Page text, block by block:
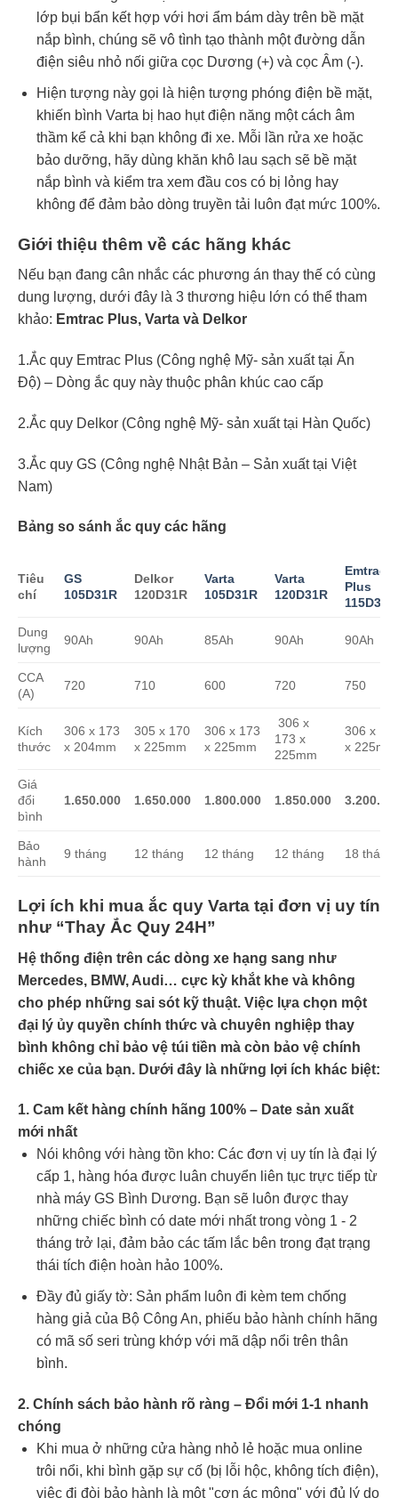
lớp bụi bẩn kết hợp với hơi ẩm bám dày trên bề mặt
nắp bình, chúng sẽ vô tình tạo thành một đường dẫn
điện siêu nhỏ nối giữa cọc Dương (+) và cọc Âm (-).
Hiện tượng này gọi là hiện tượng phóng điện bề mặt,
khiến bình Varta bị hao hụt điện năng một cách âm
thầm kể cả khi bạn không đi xe. Mỗi lần rửa xe hoặc
bảo dưỡng, hãy dùng khăn khô lau sạch sẽ bề mặt
nắp bình và kiểm tra xem đầu cos có bị lỏng hay
không để đảm bảo dòng truyền tải luôn đạt mức 100%.
Giới thiệu thêm về các hãng khác
Nếu bạn đang cân nhắc các phương án thay thế có cùng
dung lượng, dưới đây là 3 thương hiệu lớn có thể tham
khảo: Emtrac Plus, Varta và Delkor
1.Ắc quy Emtrac Plus (Công nghệ Mỹ- sản xuất tại Ấn
Độ) – Dòng ắc quy này thuộc phân khúc cao cấp
2.Ắc quy Delkor (Công nghệ Mỹ- sản xuất tại Hàn Quốc)
3.Ắc quy GS (Công nghệ Nhật Bản – Sản xuất tại Việt
Nam)
Bảng so sánh ắc quy các hãng
Tiêu
chí
GS
105D31R
Delkor
120D31R
Varta
105D31R
Varta
120D31R
Emtrac
Plus
115D31R
Dung
lượng
90Ah 90Ah 85Ah 90Ah 90Ah
CCA
(A)
720 710 600 720 750
Kích
thước
306 x 173
x 204mm
305 x 170
x 225mm
306 x 173
x 225mm
306 x
173 x
225mm
306 x
x 225mm
Giá
đổi
bình
1.650.000 1.650.000 1.800.000 1.850.000
Bảo
hành
9 tháng 12 tháng 12 tháng 12 tháng 18 tháng
Lợi ích khi mua ắc quy Varta tại đơn vị uy tín
như “Thay Ắc Quy 24H”
Hệ thống điện trên các dòng xe hạng sang như
Mercedes, BMW, Audi… cực kỳ khắt khe và không
cho phép những sai sót kỹ thuật. Việc lựa chọn một
đại lý ủy quyền chính thức và chuyên nghiệp thay
bình không chỉ bảo vệ túi tiền mà còn bảo vệ chính
chiếc xe của bạn. Dưới đây là những lợi ích khác biệt:
1. Cam kết hàng chính hãng 100% – Date sản xuất
mới nhất
Nói không với hàng tồn kho: Các đơn vị uy tín là đại lý
cấp 1, hàng hóa được luân chuyển liên tục trực tiếp từ
nhà máy GS Bình Dương. Bạn sẽ luôn được thay
những chiếc bình có date mới nhất trong vòng 1 - 2
tháng trở lại, đảm bảo các tấm lắc bên trong đạt trạng
thái tích điện hoàn hảo 100%.
Đầy đủ giấy tờ: Sản phẩm luôn đi kèm tem chống
hàng giả của Bộ Công An, phiếu bảo hành chính hãng
có mã số seri trùng khớp với mã dập nổi trên thân
bình.
2. Chính sách bảo hành rõ ràng – Đổi mới 1-1 nhanh
chóng
Khi mua ở những cửa hàng nhỏ lẻ hoặc mua online
trôi nổi, khi bình gặp sự cố (bị lỗi hộc, không tích điện),
việc đi đòi bảo hành là một "cơn ác mộng" với đủ lý do